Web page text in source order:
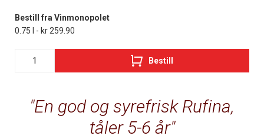
En god og syrefrisk Rufina,
tåler 5-6 år
Bestill fra Vinmonopolet
0.75 l - kr 259.90
Bestill